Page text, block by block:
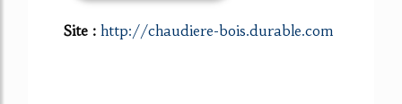
Site : http://chaudiere-bois.durable.com